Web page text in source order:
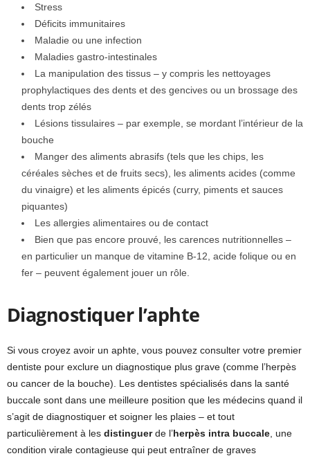
Stress
Déficits immunitaires
Maladie ou une infection
Maladies gastro-intestinales
La manipulation des tissus – y compris les nettoyages
prophylactiques des dents et des gencives ou un brossage des
dents trop zélés
Lésions tissulaires – par exemple, se mordant l’intérieur de la
bouche
Manger des aliments abrasifs (tels que les chips, les
céréales sèches et de fruits secs), les aliments acides (comme
du vinaigre) et les aliments épicés (curry, piments et sauces
piquantes)
Les allergies alimentaires ou de contact
Bien que pas encore prouvé, les carences nutritionnelles –
en particulier un manque de vitamine B-12, acide folique ou en
fer – peuvent également jouer un rôle.
Diagnostiquer l’aphte
Si vous croyez avoir un aphte, vous pouvez consulter votre premier
dentiste pour exclure un diagnostique plus grave (comme l’herpès
ou cancer de la bouche). Les dentistes spécialisés dans la santé
buccale sont dans une meilleure position que les médecins quand il
s’agit de diagnostiquer et soigner les plaies – et tout
particulièrement à les distinguerde l’herpès intra buccale , une
condition virale contagieuse qui peut entraîner de graves